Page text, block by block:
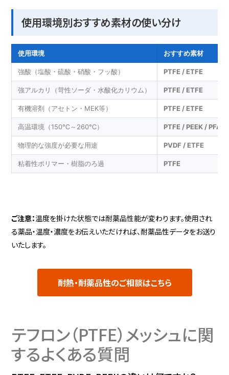
使用環境別おすすめ素材の使い分け
使用環境 おすすめ素材
強酸（塩酸・硫酸・硝酸・フッ酸） PTFE / ETFE
強アルカリ（苛性ソーダ・水酸化カリウム） PTFE / ETFE
有機溶剤（アセトン・MEK等） PTFE / ETFE
高温環境（150℃～260℃） PTFE / PEEK / PFA
物理的な強度が必要な用途 PVDF / ETFE
粘着性ポリマー・樹脂のろ過 PTFE
ご注意：温度を掛けた状態では耐薬品性能が変わります。使用され
る薬品・温度・濃度をお伝えいただければ、耐薬品性データをお送り
いたします。
耐熱・耐薬品性のご相談はこちら
テフロン（PTFE）メッシュに関
するよくある質問